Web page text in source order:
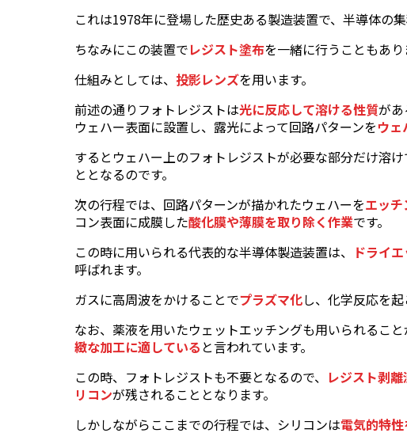
これは1978年に登場した歴史ある製造装置で、半導体の
ちなみにこの装置でレジスト塗布を一緒に行うこともあり
仕組みとしては、 投影レンズを用います。
前述の通りフォトレジストは光に反応して溶ける性質があ
ウェハー表面に設置し、露光によって回路パターンをウェ
するとウェハー上のフォトレジストが必要な部分だけ溶
ととなるのです。
次の行程では、回路パターンが描かれたウェハーをエッチ
コン表面に成膜した酸化膜や薄膜を取り除く作業です。
この時に用いられる代表的な半導体製造装置は、
ドライ
呼ばれます。
ガスに高周波をかけることでプラズマ化し、化学反応を
なお、薬液を用いたウェットエッチングも用いられるこ
緻な加工に適している と言われています。
この時、フォトレジストも不要となるので、 レジスト剥
リコンが残されることとなります。
しかしながらここまでの行程では、シリコンは電気的特性